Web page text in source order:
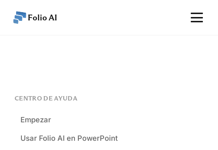
Folio AI
Precios
Artículos
Ayuda
CENTRO DE AYUDA
Empezar
Usar Folio AI en PowerPoint